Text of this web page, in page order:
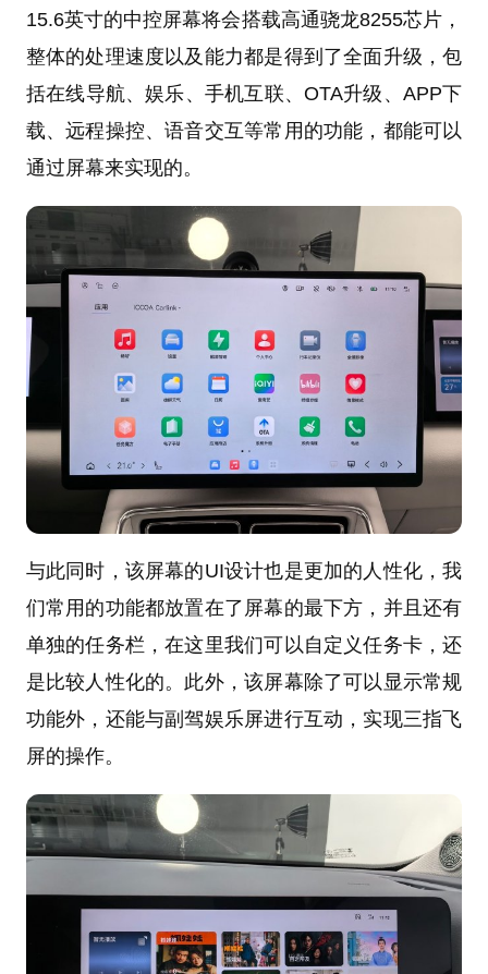
15.6英寸的中控屏幕将会搭载高通骁龙8255芯片，
整体的处理速度以及能力都是得到了全面升级，包
括在线导航、娱乐、手机互联、OTA升级、APP下
载、远程操控、语音交互等常用的功能，都能可以
通过屏幕来实现的。
与此同时，该屏幕的UI设计也是更加的人性化，我
们常用的功能都放置在了屏幕的最下方，并且还有
单独的任务栏，在这里我们可以自定义任务卡，还
是比较人性化的。此外，该屏幕除了可以显示常规
功能外，还能与副驾娱乐屏进行互动，实现三指飞
屏的操作。